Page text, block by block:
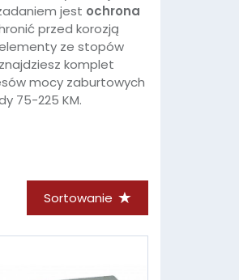
jest ochrona
przed korozją
elementy ze stopów
komplet
mocy zaburtowych
75-225 KM.
Sortowanie